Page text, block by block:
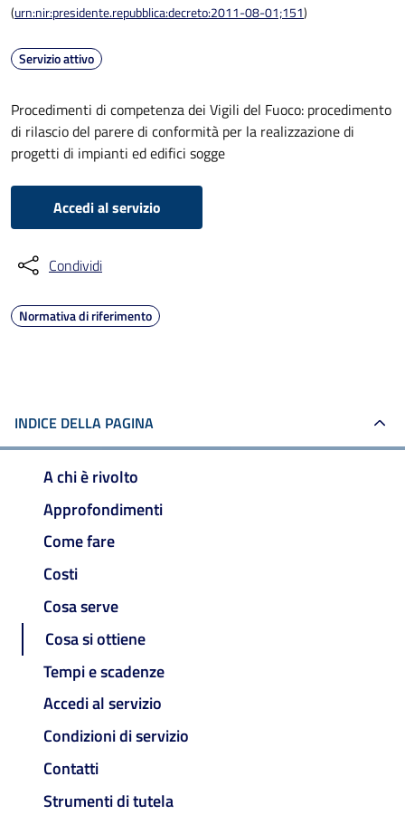
(urn:nir:presidente.repubblica:decreto:2011-08-01;151)
Servizio attivo
Procedimenti di competenza dei Vigili del Fuoco: procedimento
di rilascio del parere di conformità per la realizzazione di
progetti di impianti ed edifici sogge
Accedi al servizio
Condividi
Normativa di riferimento
INDICE DELLA PAGINA
A chi è rivolto
Approfondimenti
Come fare
Costi
Cosa serve
Cosa si ottiene
Tempi e scadenze
Accedi al servizio
Condizioni di servizio
Contatti
Strumenti di tutela